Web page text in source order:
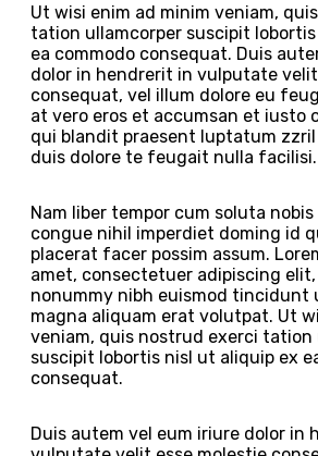
Ut wisi enim ad minim veniam,
tation ullamcorper suscipit
ea commodo consequat. Duis
dolor in hendrerit in vulputate
consequat, vel illum dolore eu
at vero eros et accumsan et iusto
qui blandit praesent luptatum
duis dolore te feugait nulla facilisi.
Nam liber tempor cum soluta
congue nihil imperdiet doming id
placerat facer possim assum.
amet, consectetuer adipiscing elit,
nonummy nibh euismod tincidunt
magna aliquam erat volutpat. Ut
veniam, quis nostrud exerci tation
suscipit lobortis nisl ut aliquip ex
consequat.
Duis autem vel eum iriure dolor in